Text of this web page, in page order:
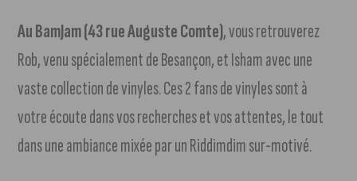
Au BamJam (43 rue Auguste Comte), vous retrouverez
Rob, venu spécialement de Besançon, et Isham avec une
vaste collection de vinyles. Ces 2 fans de vinyles sont à
votre écoute dans vos recherches et vos attentes, le tout
dans une ambiance mixée par un Riddimdim sur-motivé.